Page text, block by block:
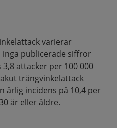
varierar
inga publicerade siffror
attacker per 100 000
trångvinkelattack
årlig incidens på 10,4 per
år eller äldre.